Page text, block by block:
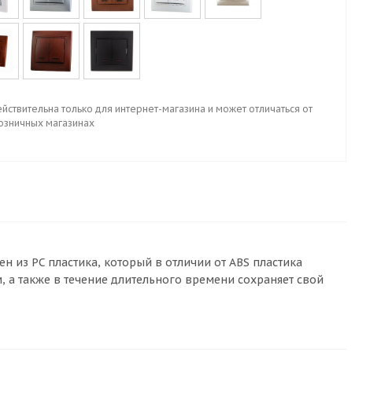
только для интернет-магазина и может отличаться от
магазинах
PC пластика, который в отличии от ABS пластика
также в течение длительного времени сохраняет свой